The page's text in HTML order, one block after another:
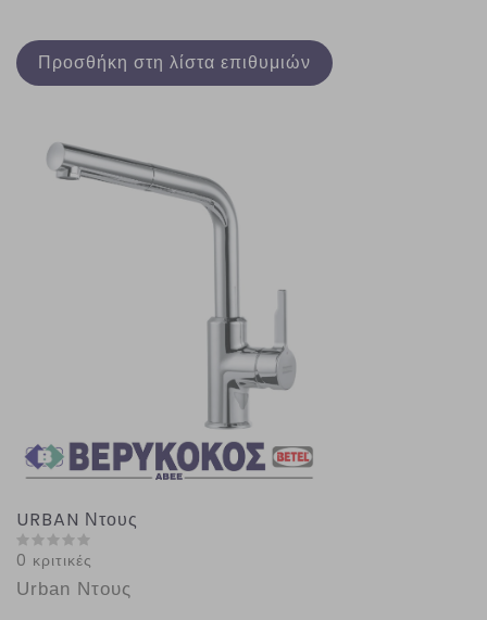
Προσθήκη στη λίστα επιθυμιών
URBAN Ντους
0 κριτικές
Urban Ντους